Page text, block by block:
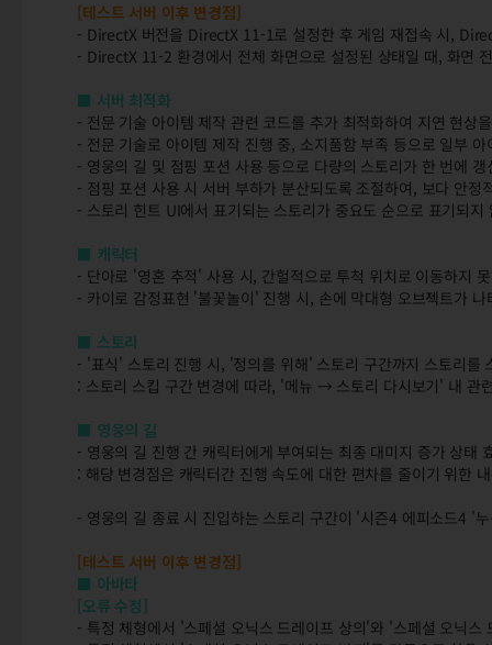
[테스트 서버 이후 변경점]
- DirectX 버전을 DirectX 11-1로 설정한 후 게임 재접속 시,
- DirectX 11-2 환경에서 전체 화면으로 설정된 상태일 때, 화면
■ 서버 최적화
- 전문 기술 아이템 제작 관련 코드를 추가 최적화하여 지연 현상
- 전문 기술로 아이템 제작 진행 중, 소지품함 부족 등으로 일부
- 영웅의 길 및 점핑 포션 사용 등으로 다량의 스토리가 한 번에
- 점핑 포션 사용 시 서버 부하가 분산되도록 조절하여, 보다 안정
- 스토리 힌트 UI에서 표기되는 스토리가 중요도 순으로 표기되지
■ 캐릭터
- 단아로 '영혼 추적' 사용 시, 간헐적으로 투척 위치로 이동하지
- 카이로 감정표현 '불꽃놀이' 진행 시, 손에 막대형 오브젝트가
■ 스토리
- '표식' 스토리 진행 시, '정의를 위해' 스토리 구간까지 스토리를
: 스토리 스킵 구간 변경에 따라, '메뉴 → 스토리 다시보기' 내 관
■ 영웅의 길
- 영웅의 길 진행 간 캐릭터에게 부여되는 최종 대미지 증가 상태
: 해당 변경점은 캐릭터간 진행 속도에 대한 편차를 줄이기 위한
- 영웅의 길 종료 시 진입하는 스토리 구간이 '시즌4 에피소드4 '
[테스트 서버 이후 변경점]
■ 아바타
[오류 수정]
- 특정 체형에서 '스페셜 오닉스 드레이프 상의'와 '스페셜 오닉